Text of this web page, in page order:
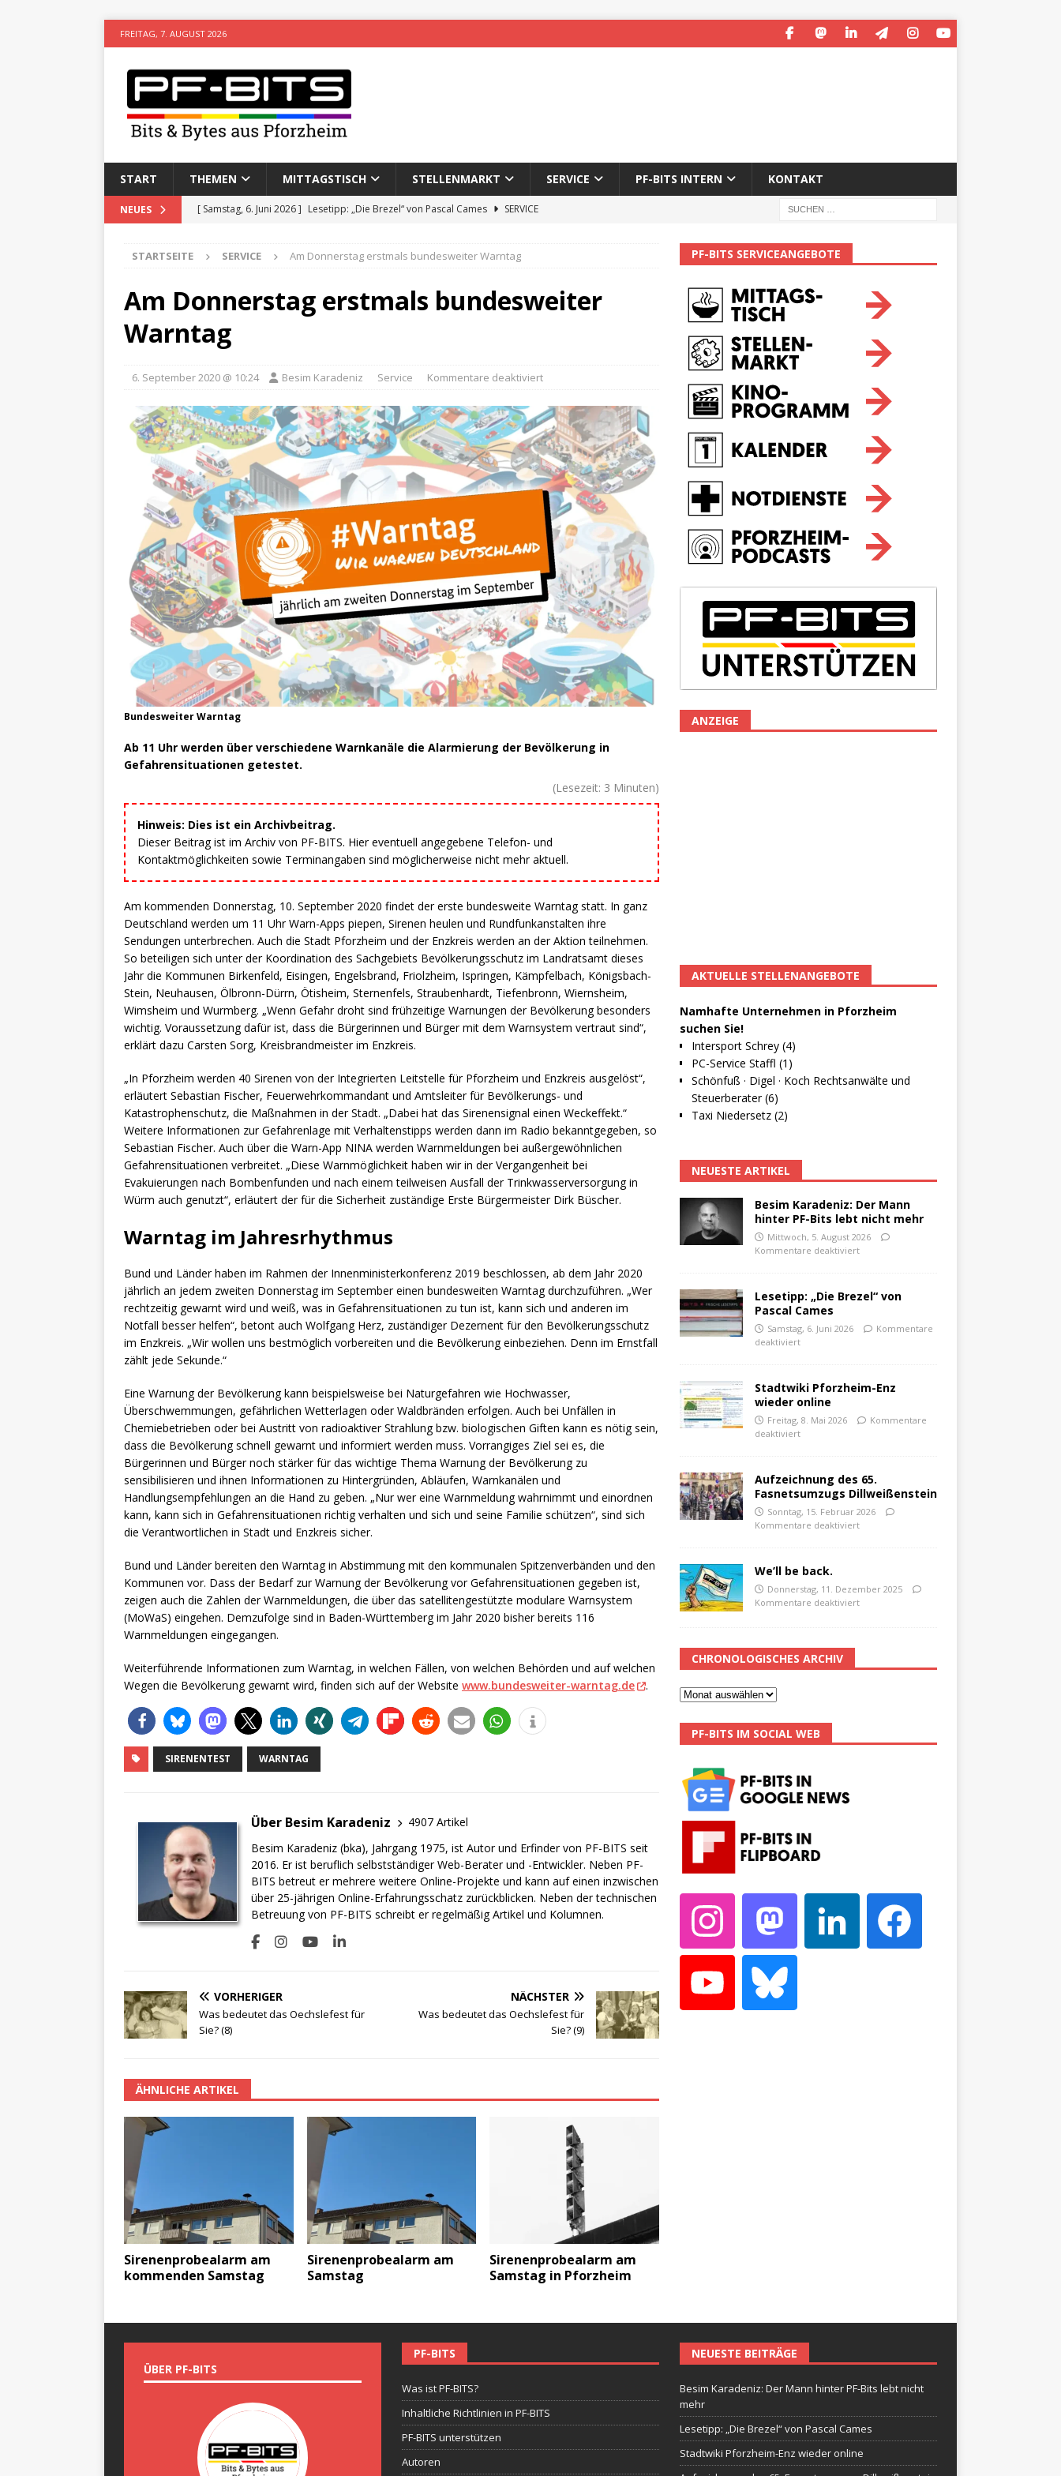
FREITAG, 7. AUGUST 2026
START THEMEN MITTAGSTISCH STELLENMARKT SERVICE PF-BITS INTERN KONTAKT
NEUES [ Samstag, 6. Juni 2026 ] Lesetipp: „Die Brezel“ von Pascal Cames
SERVICE
[ Sonntag, 15. Februar 2026 ] Aufzeichnung des 65. Fasnetsumzugs Dillweißenstein
[ Donnerstag, 11. Dezember 2025 ]
[ Mittwoch, 5. August 2026 ]
STARTSEITE SERVICE Am Donnerstag erstmals bundesweiter Warntag
Am Donnerstag erstmals bundesweiter
Warntag
6. September 2020 @ 10:24 Besim Karadeniz Service Kommentare deaktiviert
Bundesweiter Warntag
Ab 11 Uhr werden über verschiedene Warnkanäle die Alarmierung der Bevölkerung in
Gefahrensituationen getestet.
(Lesezeit: 3 Minuten)
Hinweis: Dies ist ein Archivbeitrag.
Dieser Beitrag ist im Archiv von PF-BITS. Hier eventuell angegebene Telefon- und
Kontaktmöglichkeiten sowie Terminangaben sind möglicherweise nicht mehr aktuell.
Am kommenden Donnerstag, 10. September 2020 findet der erste bundesweite Warntag statt. In ganz
Deutschland werden um 11 Uhr Warn-Apps piepen, Sirenen heulen und Rundfunkanstalten ihre
Sendungen unterbrechen. Auch die Stadt Pforzheim und der Enzkreis werden an der Aktion teilnehmen.
So beteiligen sich unter der Koordination des Sachgebiets Bevölkerungsschutz im Landratsamt dieses
Jahr die Kommunen Birkenfeld, Eisingen, Engelsbrand, Friolzheim, Ispringen, Kämpfelbach, Königsbach-
Stein, Neuhausen, Ölbronn-Dürrn, Ötisheim, Sternenfels, Straubenhardt, Tiefenbronn, Wiernsheim,
Wimsheim und Wurmberg. „Wenn Gefahr droht sind frühzeitige Warnungen der Bevölkerung besonders
wichtig. Voraussetzung dafür ist, dass die Bürgerinnen und Bürger mit dem Warnsystem vertraut sind“,
erklärt dazu Carsten Sorg, Kreisbrandmeister im Enzkreis.
„In Pforzheim werden 40 Sirenen von der Integrierten Leitstelle für Pforzheim und Enzkreis ausgelöst“,
erläutert Sebastian Fischer, Feuerwehrkommandant und Amtsleiter für Bevölkerungs- und
Katastrophenschutz, die Maßnahmen in der Stadt. „Dabei hat das Sirenensignal einen Weckeffekt.“
Weitere Informationen zur Gefahrenlage mit Verhaltenstipps werden dann im Radio bekanntgegeben, so
Sebastian Fischer. Auch über die Warn-App NINA werden Warnmeldungen bei außergewöhnlichen
Gefahrensituationen verbreitet. „Diese Warnmöglichkeit haben wir in der Vergangenheit bei
Evakuierungen nach Bombenfunden und nach einem teilweisen Ausfall der Trinkwasserversorgung in
Würm auch genutzt“, erläutert der für die Sicherheit zuständige Erste Bürgermeister Dirk Büscher.
Warntag im Jahresrhythmus
Bund und Länder haben im Rahmen der Innenministerkonferenz 2019 beschlossen, ab dem Jahr 2020
jährlich an jedem zweiten Donnerstag im September einen bundesweiten Warntag durchzuführen. „Wer
rechtzeitig gewarnt wird und weiß, was in Gefahrensituationen zu tun ist, kann sich und anderen im
Notfall besser helfen“, betont auch Wolfgang Herz, zuständiger Dezernent für den Bevölkerungsschutz
im Enzkreis. „Wir wollen uns bestmöglich vorbereiten und die Bevölkerung einbeziehen. Denn im Ernstfall
zählt jede Sekunde.“
Eine Warnung der Bevölkerung kann beispielsweise bei Naturgefahren wie Hochwasser,
Überschwemmungen, gefährlichen Wetterlagen oder Waldbränden erfolgen. Auch bei Unfällen in
Chemiebetrieben oder bei Austritt von radioaktiver Strahlung bzw. biologischen Giften kann es nötig sein,
dass die Bevölkerung schnell gewarnt und informiert werden muss. Vorrangiges Ziel sei es, die
Bürgerinnen und Bürger noch stärker für das wichtige Thema Warnung der Bevölkerung zu
sensibilisieren und ihnen Informationen zu Hintergründen, Abläufen, Warnkanälen und
Handlungsempfehlungen an die Hand zu geben. „Nur wer eine Warnmeldung wahrnimmt und einordnen
kann, kann sich in Gefahrensituationen richtig verhalten und sich und seine Familie schützen“, sind sich
die Verantwortlichen in Stadt und Enzkreis sicher.
Bund und Länder bereiten den Warntag in Abstimmung mit den kommunalen Spitzenverbänden und den
Kommunen vor. Dass der Bedarf zur Warnung der Bevölkerung vor Gefahrensituationen gegeben ist,
zeigen auch die Zahlen der Warnmeldungen, die über das satellitengestützte modulare Warnsystem
(MoWaS) eingehen. Demzufolge sind in Baden-Württemberg im Jahr 2020 bisher bereits 116
Warnmeldungen eingegangen.
Weiterführende Informationen zum Warntag, in welchen Fällen, von welchen Behörden und auf welchen
Wegen die Bevölkerung gewarnt wird, finden sich auf der Website www.bundesweiter-warntag.de .
SIRENENTEST WARNTAG
Über Besim Karadeniz
4907 Artikel
Besim Karadeniz (bka), Jahrgang 1975, ist Autor und Erfinder von PF-BITS seit
2016. Er ist beruflich selbstständiger Web-Berater und -Entwickler. Neben PF-
BITS betreut er mehrere weitere Online-Projekte und kann auf einen inzwischen
über 25-jährigen Online-Erfahrungsschatz zurückblicken. Neben der technischen
Betreuung von PF-BITS schreibt er regelmäßig Artikel und Kolumnen.
VORHERIGER
Was bedeutet das Oechslefest für
Sie? (8)
NÄCHSTER
Was bedeutet das Oechslefest für
Sie? (9)
ÄHNLICHE ARTIKEL
Sirenenprobealarm am
kommenden Samstag
Sirenenprobealarm am
Samstag
Sirenenprobealarm am
Samstag in Pforzheim
PF-BITS SERVICEANGEBOTE
ANZEIGE
AKTUELLE STELLENANGEBOTE
Namhafte Unternehmen in Pforzheim
suchen Sie!
Intersport Schrey (4)
PC-Service Staffl (1)
Schönfuß · Digel · Koch Rechtsanwälte und
Steuerberater (6)
Taxi Niedersetz (2)
NEUESTE ARTIKEL
Besim Karadeniz: Der Mann
hinter PF-Bits lebt nicht mehr
Mittwoch, 5. August 2026
Kommentare deaktiviert
Lesetipp: „Die Brezel“ von
Pascal Cames
Samstag, 6. Juni 2026
Kommentare
deaktiviert
Stadtwiki Pforzheim-Enz
wieder online
Freitag, 8. Mai 2026
Kommentare
deaktiviert
Aufzeichnung des 65.
Fasnetsumzugs Dillweißenstein
Sonntag, 15. Februar 2026
Kommentare deaktiviert
We’ll be back.
Donnerstag, 11. Dezember 2025
Kommentare deaktiviert
CHRONOLOGISCHES ARCHIV
PF-BITS IM SOCIAL WEB
ÜBER PF-BITS
PF-BITS
Was ist PF-BITS?
Inhaltliche Richtlinien in PF-BITS
PF-BITS unterstützen
Autoren
NEUESTE BEITRÄGE
Besim Karadeniz: Der Mann hinter PF-Bits lebt nicht
mehr
Lesetipp: „Die Brezel“ von Pascal Cames
Stadtwiki Pforzheim-Enz wieder online